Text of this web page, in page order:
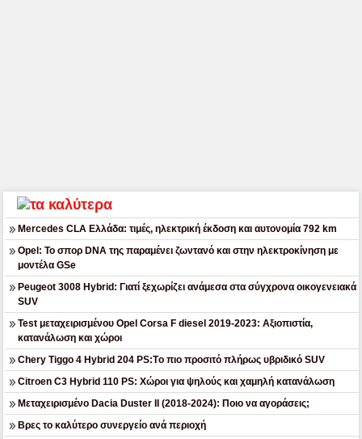
Mercedes CLA Ελλάδα: τιμές, ηλεκτρική έκδοση και αυτονομία 792 km
Opel: Το σπορ DNA της παραμένει ζωντανό και στην ηλεκτροκίνηση με
μοντέλα GSe
Peugeot 3008 Hybrid: Γιατί ξεχωρίζει ανάμεσα στα σύγχρονα οικογενειακά
SUV
Test μεταχειρισμένου Opel Corsa F diesel 2019-2023: Αξιοπιστία,
κατανάλωση και χώροι
Chery Tiggo 4 Hybrid 204 PS:Tο πιο προσιτό πλήρως υβριδικό SUV
Citroen C3 Hybrid 110 PS: Χώροι για ψηλούς και χαμηλή κατανάλωση
Μεταχειρισμένο Dacia Duster II (2018-2024): Ποιο να αγοράσεις;
Βρες το καλύτερο συνεργείο ανά περιοχή